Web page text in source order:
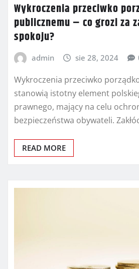
Wykroczenia przeciwko
publicznemu – co grozi za
spokoju?
admin sie 28, 2024
Wykroczenia przeciwko
stanowią istotny element
prawnego, mający na celu
bezpieczeństwa obywateli.
READ MORE